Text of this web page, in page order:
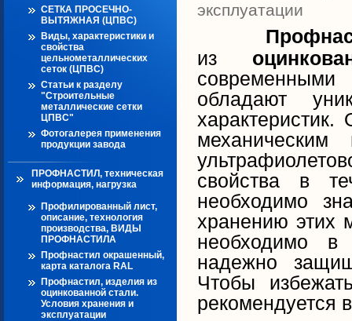
СЕТКА ПРОСЕЧНО-
ВЫТЯЖНАЯ (ЦПВС)
Виды, характеристики и
свойства
цельнометаллических
сеток (ЦПВС)
Статьи к разделу
"Строительные
металлические сетки
ЦПВС"
Фотогалерея применения
продукции завода
ПРОФНАСТИЛ, техническая
информация, нагрузка
Профилированный лист,
описание, технология
производства, ВИДЫ
ПРОФНАСТИЛА
Профнастил окрашенный,
карта каталога RAL
Профнастил, изделия из
оцинкованной стали.
Условия хранения и
эксплуатации
эксплуатации
из
современными
обладают
механическим
свойства в
необходимо
хранению этих
необходимо в
надежно
Чтобы
рекомендуется